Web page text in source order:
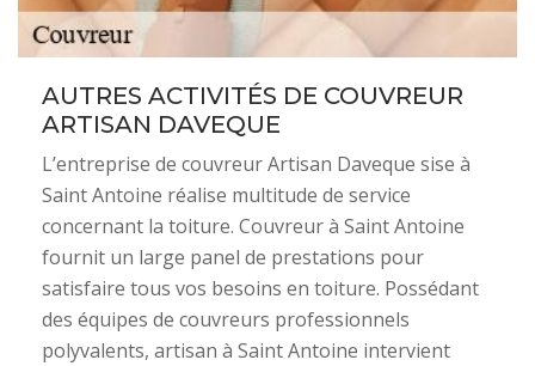
AUTRES ACTIVITÉS DE COUVREUR
ARTISAN DAVEQUE
L’entreprise de couvreur Artisan Daveque sise à
Saint Antoine réalise multitude de service
concernant la toiture. Couvreur à Saint Antoine
fournit un large panel de prestations pour
satisfaire tous vos besoins en toiture. Possédant
des équipes de couvreurs professionnels
polyvalents, artisan à Saint Antoine intervient